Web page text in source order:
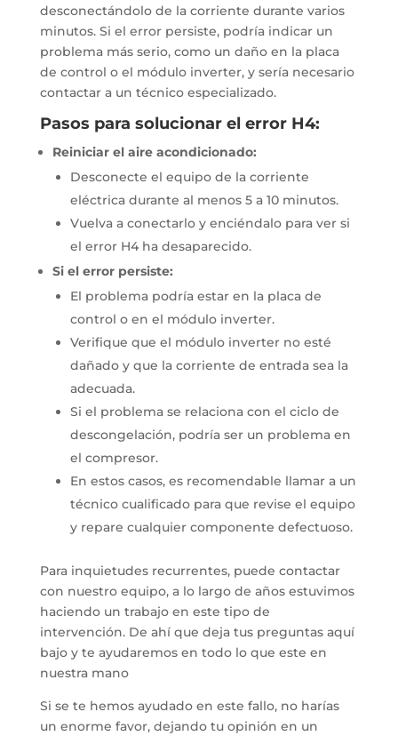
desconectándolo de la corriente durante varios
minutos. Si el error persiste, podría indicar un
problema más serio, como un daño en la placa
de control o el módulo inverter, y sería necesario
contactar a un técnico especializado.
Pasos para solucionar el error H4:
Reiniciar el aire acondicionado:
Desconecte el equipo de la corriente
eléctrica durante al menos 5 a 10 minutos.
Vuelva a conectarlo y enciéndalo para ver si
el error H4 ha desaparecido.
Si el error persiste:
El problema podría estar en la placa de
control o en el módulo inverter.
Verifique que el módulo inverter no esté
dañado y que la corriente de entrada sea la
adecuada.
Si el problema se relaciona con el ciclo de
descongelación, podría ser un problema en
el compresor.
En estos casos, es recomendable llamar a un
técnico cualificado para que revise el equipo
y repare cualquier componente defectuoso.
Para inquietudes recurrentes, puede contactar
con nuestro equipo, a lo largo de años estuvimos
haciendo un trabajo en este tipo de
intervención. De ahí que deja tus preguntas aquí
bajo y te ayudaremos en todo lo que este en
nuestra mano
Si se te hemos ayudado en este fallo, no harías
un enorme favor, dejando tu opinión en un